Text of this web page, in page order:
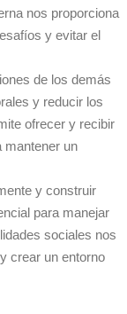
nos proporciona
y evitar el
de los demás
y reducir los
ofrecer y recibir
mantener un
y construir
para manejar
sociales nos
crear un entorno